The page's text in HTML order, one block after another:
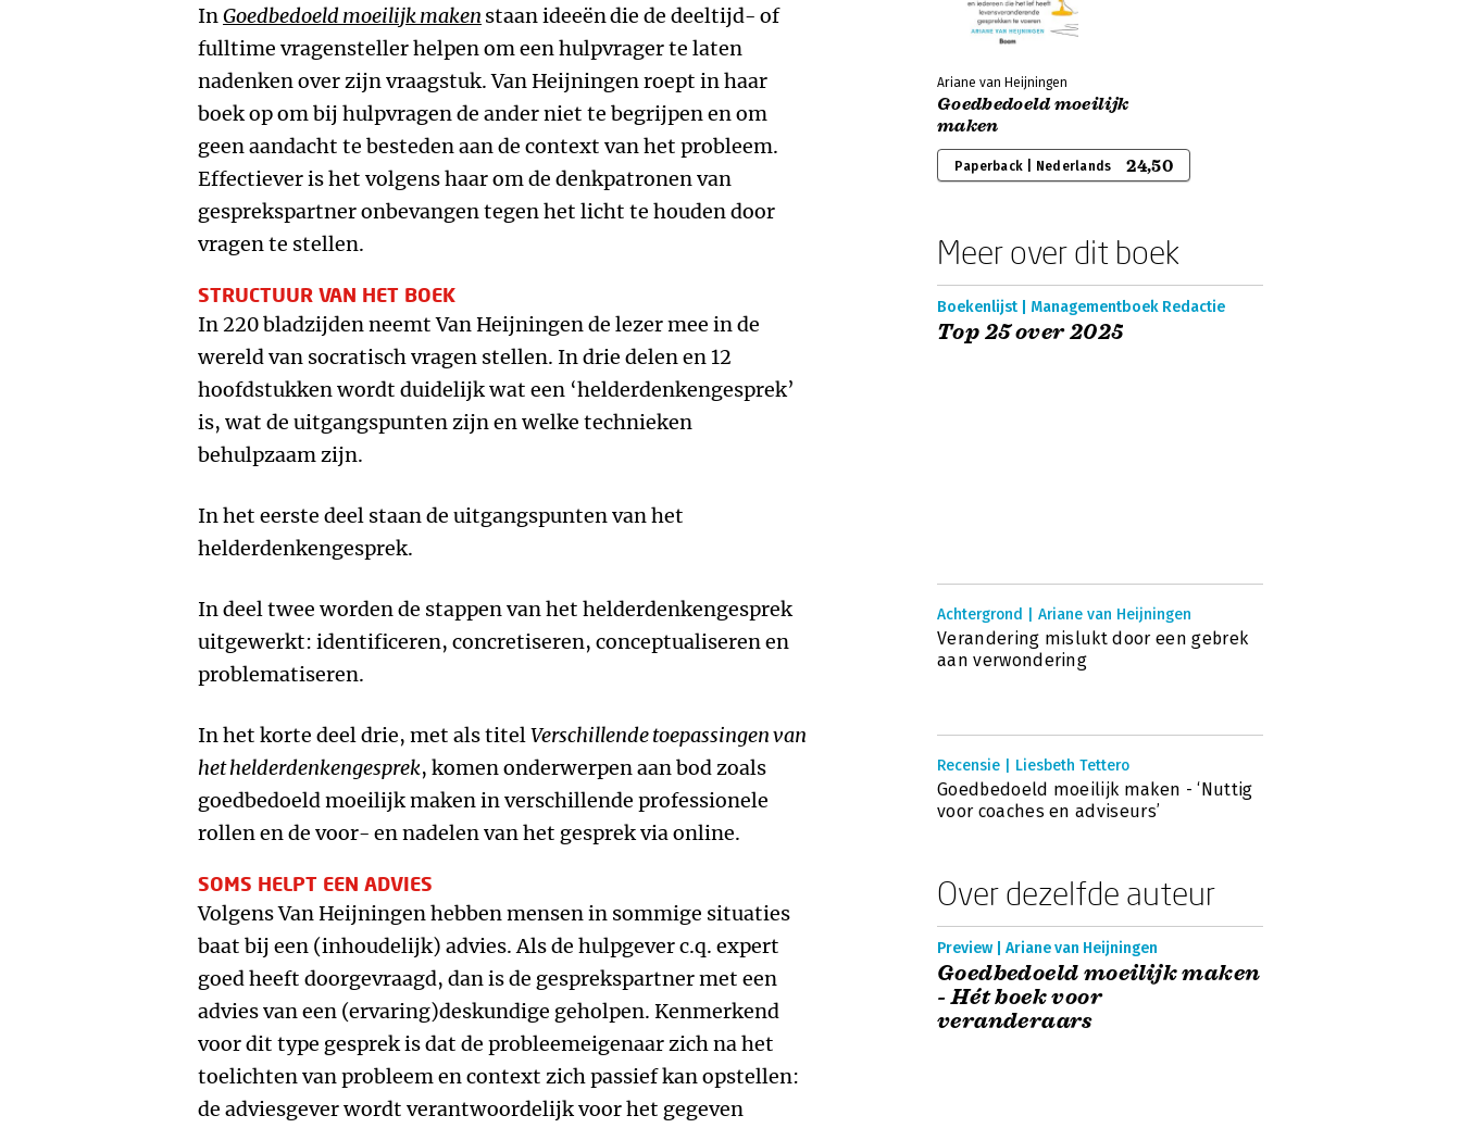
InGoedbedoeld moeilijk maken staan ideeëndie de deeltijd- of
fulltime vragensteller helpen om een hulpvrager te laten
nadenken over zijn vraagstuk. Van Heijningen roept in haar
boek op om bij hulpvragen de ander niet te begrijpen en om
geen aandacht te besteden aan de context van het probleem.
Effectiever is het volgens haar om de denkpatronen van
gesprekspartner onbevangen tegen het licht te houden door
vragen te stellen.
STRUCTUUR VAN HET BOEK
In 220 bladzijden neemt Van Heijningen de lezer mee in de
wereld van socratisch vragen stellen. In drie delen en 12
hoofdstukken wordt duidelijk wat een ‘helderdenkengesprek’
is, wat de uitgangspunten zijn en welke technieken
behulpzaam zijn.
In het eerste deel staan de uitgangspunten van het
helderdenkengesprek.
In deel twee worden de stappen van het helderdenkengesprek
uitgewerkt: identificeren, concretiseren, conceptualiseren en
problematiseren.
In het korte deel drie, met als titelVerschillende toepassingen van
het helderdenkengesprek, komen onderwerpen aan bod zoals
goedbedoeld moeilijk maken in verschillende professionele
rollen en de voor- en nadelen van het gesprek via online.
SOMS HELPT EEN ADVIES
Volgens Van Heijningen hebben mensen in sommige situaties
baat bij een (inhoudelijk) advies. Als de hulpgever c.q. expert
goed heeft doorgevraagd, dan is de gesprekspartner met een
advies van een (ervaring)deskundige geholpen. Kenmerkend
voor dit type gesprek is dat de probleemeigenaar zich na het
toelichten van probleem en context zich passief kan opstellen:
de adviesgever wordt verantwoordelijk voor het gegeven
Ariane van Heijningen
Goedbedoeld moeilijk
maken
Paperback | Nederlands 24,50
Meer over dit boek
Boekenlijst | Managementboek Redactie
Top 25 over 2025
Achtergrond | Ariane van Heijningen
Verandering mislukt door een gebrek
aan verwondering
Recensie | Liesbeth Tettero
Goedbedoeld moeilijk maken - ‘Nuttig
voor coaches en adviseurs’
Over dezelfde auteur
Preview | Ariane van Heijningen
Goedbedoeld moeilijk maken
- Hét boek voor
veranderaars